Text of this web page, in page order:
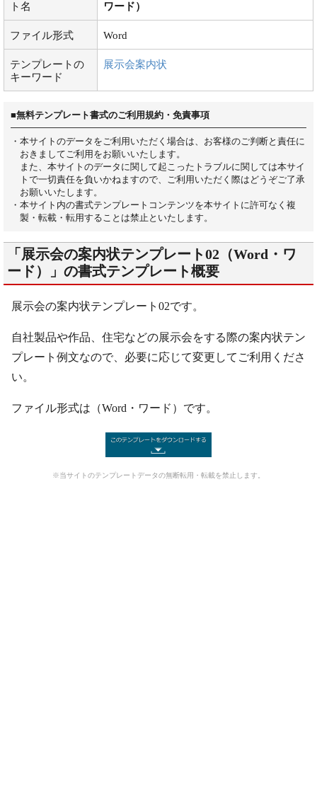
ト名
ワード）
ファイル形式 Word
テンプレートの
キーワード
展示会案内状
■無料テンプレート書式のご利用規約・免責事項
・本サイトのデータをご利用いただく場合は、お客様のご判断と責任に
おきましてご利用をお願いいたします。
また、本サイトのデータに関して起こったトラブルに関しては本サイ
トで一切責任を負いかねますので、ご利用いただく際はどうぞご了承
お願いいたします。
・本サイト内の書式テンプレートコンテンツを本サイトに許可なく複
製・転載・転用することは禁止といたします。
「展示会の案内状テンプレート02（Word・ワ
ード）」の書式テンプレート概要
展示会の案内状テンプレート02です。
自社製品や作品、住宅などの展示会をする際の案内状テン
プレート例文なので、必要に応じて変更してご利用くださ
い。
ファイル形式は（Word・ワード）です。
※当サイトのテンプレートデータの無断転用・転載を禁止します。